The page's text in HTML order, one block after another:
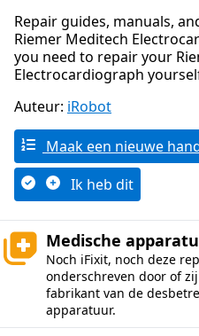
Repair guides, manuals,
Riemer Meditech
you need to repair your
Electrocardiograph
Auteur: iRobot
Maak een nieuwe
Ik heb dit
Medische
Noch iFixit, noch deze
onderschreven door of
fabrikant van de
apparatuur.